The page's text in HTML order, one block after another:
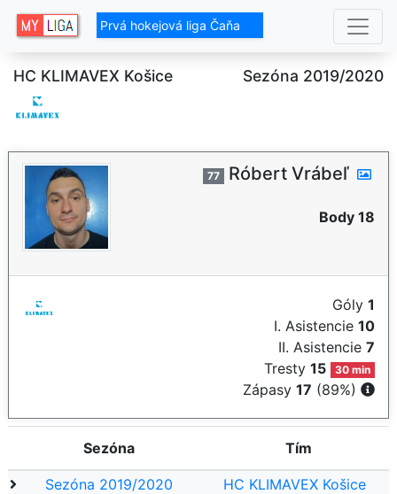
Prvá hokejová liga Čaňa
HC KLIMAVEX Košice Sezóna 2019/2020
77 Róbert Vrábeľ
Body 18
Góly 1
I. Asistencie 10
II. Asistencie 7
Tresty15 30 min
Zápasy 17 (89%)
Sezóna Tím
Sezóna 2019/2020 HC KLIMAVEX Košice